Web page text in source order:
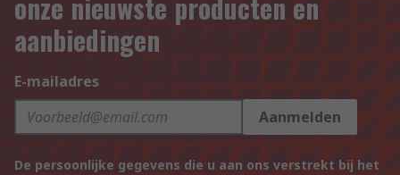
aanbiedingen
E-mailadres
Aanmelden
De persoonlijke gegevens die u aan ons verstrekt bij het